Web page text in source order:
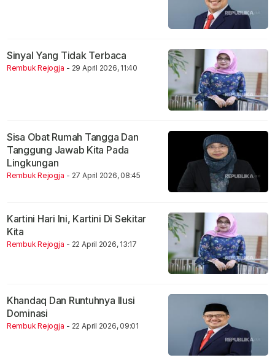
Sinyal Yang Tidak Terbaca
Rembuk Rejogja - 29 April 2026, 11:40
Sisa Obat Rumah Tangga Dan
Tanggung Jawab Kita Pada
Lingkungan
Rembuk Rejogja - 27 April 2026, 08:45
Kartini Hari Ini, Kartini Di Sekitar
Kita
Rembuk Rejogja - 22 April 2026, 13:17
Khandaq Dan Runtuhnya Ilusi
Dominasi
Rembuk Rejogja - 22 April 2026, 09:01